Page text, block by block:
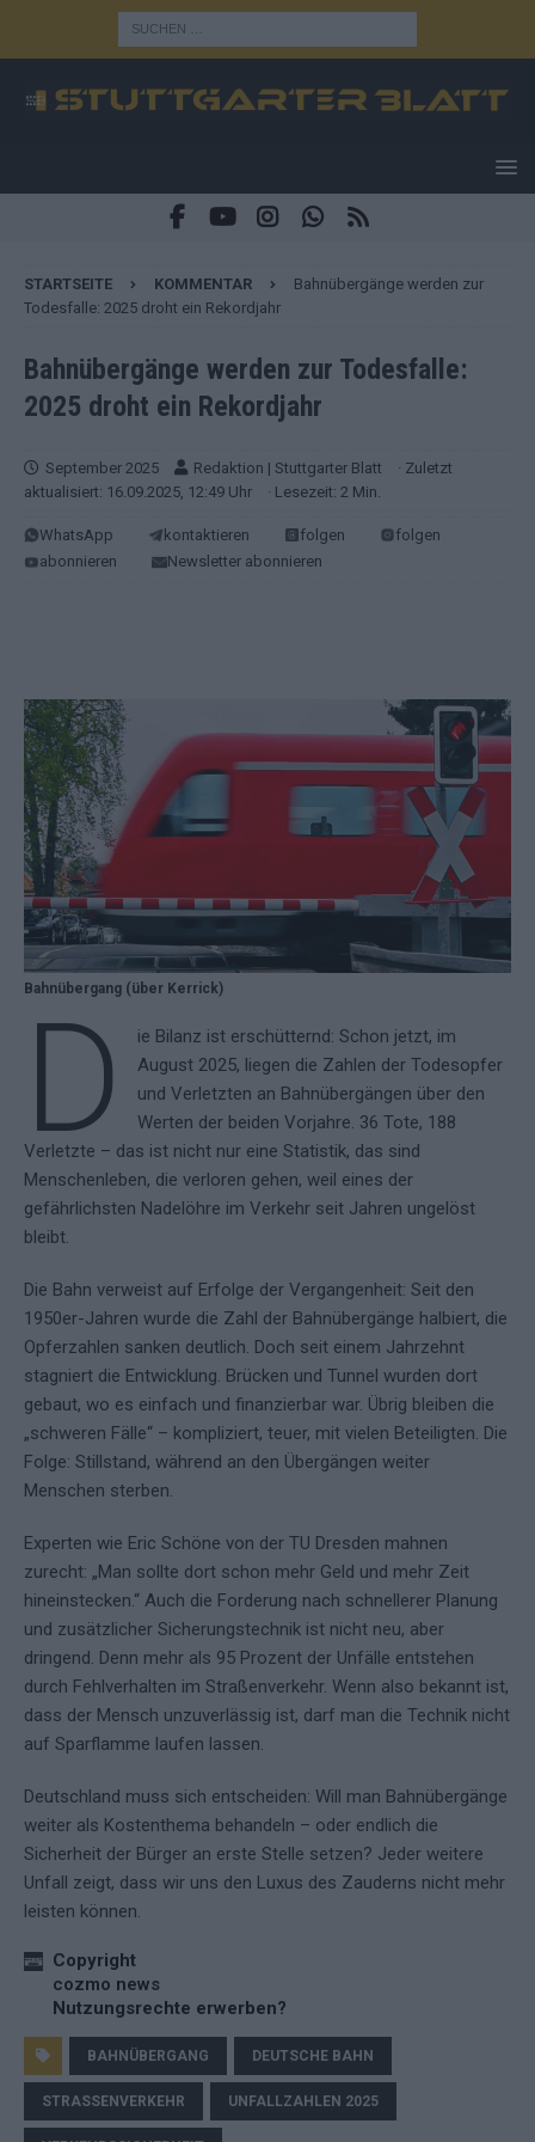
STARTSEITE KOMMENTAR
Bahnübergänge werden zur
Todesfalle: 2025 droht ein Rekordjahr
Bahnübergänge werden zur Todesfalle:
2025 droht ein Rekordjahr
September 2025 Redaktion | Stuttgarter Blatt
· Zuletzt
aktualisiert: 16.09.2025, 12:49 Uhr
· Lesezeit: 2 Min.
WhatsApp kontaktieren folgen
folgen
abonnieren
Newsletter abonnieren
Bahnübergang (über Kerrick)
D
ie Bilanz ist erschütternd: Schon jetzt, im
August 2025, liegen die Zahlen der Todesopfer
und Verletzten an Bahnübergängen über den
Werten der beiden Vorjahre. 36 Tote, 188
Verletzte – das ist nicht nur eine Statistik, das sind
Menschenleben, die verloren gehen, weil eines der
gefährlichsten Nadelöhre im Verkehr seit Jahren ungelöst
bleibt.
Die Bahn verweist auf Erfolge der Vergangenheit: Seit den
1950er-Jahren wurde die Zahl der Bahnübergänge halbiert, die
Opferzahlen sanken deutlich. Doch seit einem Jahrzehnt
stagniert die Entwicklung. Brücken und Tunnel wurden dort
gebaut, wo es einfach und finanzierbar war. Übrig bleiben die
„schweren Fälle“ – kompliziert, teuer, mit vielen Beteiligten. Die
Folge: Stillstand, während an den Übergängen weiter
Menschen sterben.
Experten wie Eric Schöne von der TU Dresden mahnen
zurecht: „Man sollte dort schon mehr Geld und mehr Zeit
hineinstecken.“ Auch die Forderung nach schnellerer Planung
und zusätzlicher Sicherungstechnik ist nicht neu, aber
dringend. Denn mehr als 95 Prozent der Unfälle entstehen
durch Fehlverhalten im Straßenverkehr. Wenn also bekannt ist,
dass der Mensch unzuverlässig ist, darf man die Technik nicht
auf Sparflamme laufen lassen.
Deutschland muss sich entscheiden: Will man Bahnübergänge
weiter als Kostenthema behandeln – oder endlich die
Sicherheit der Bürger an erste Stelle setzen? Jeder weitere
Unfall zeigt, dass wir uns den Luxus des Zauderns nicht mehr
leisten können.
Copyright
cozmo news
Nutzungsrechte erwerben?
BAHNÜBERGANG DEUTSCHE BAHN
STRASSENVERKEHR UNFALLZAHLEN 2025